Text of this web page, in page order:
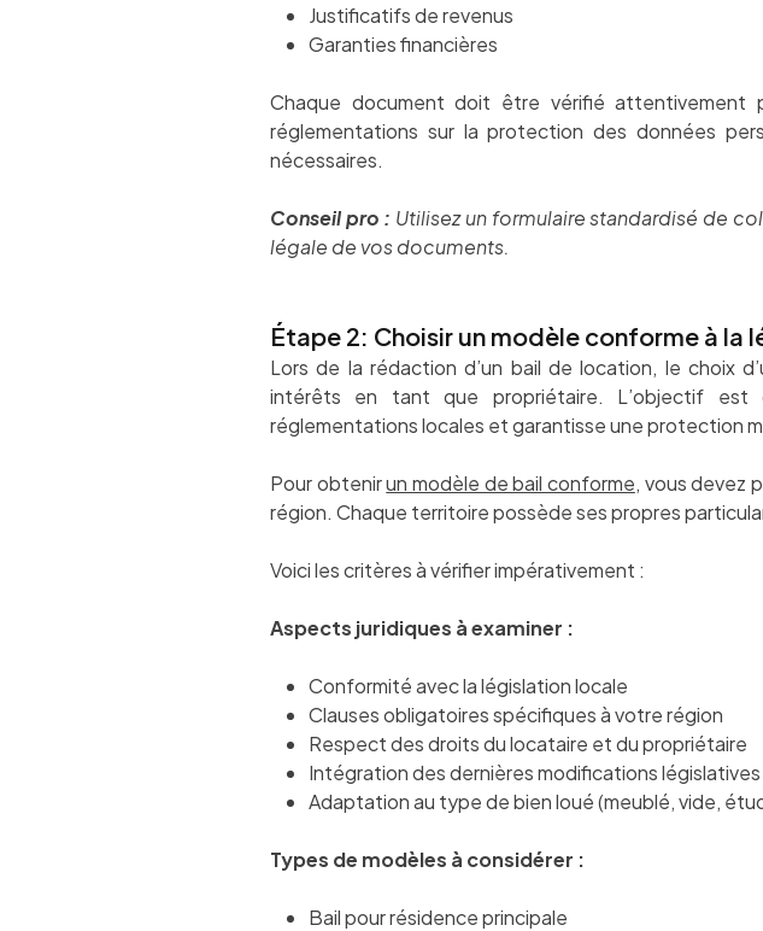
Justificatifs de revenus
Garanties financières
Chaque document doit être vérifié attentivement
réglementations sur la protection des données
nécessaires.
Conseil pro : Utilisez un formulaire standardisé de
légale de vos documents.
Étape 2: Choisir un modèle conforme à la
Lors de la rédaction d’un bail de location, le choix
intérêts en tant que propriétaire. L’objectif
réglementations locales et garantisse une protection
Pour obtenirun modèle de bail conforme, vous devez
région. Chaque territoire possède ses propres
Voici les critères à vérifier impérativement :
Aspects juridiques à examiner :
Conformité avec la législation locale
Clauses obligatoires spécifiques à votre région
Respect des droits du locataire et du propriétaire
Intégration des dernières modifications législatives
Adaptation au type de bien loué (meublé, vide,
Types de modèles à considérer :
Bail pour résidence principale